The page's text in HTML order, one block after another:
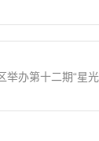
举办第十二期“星